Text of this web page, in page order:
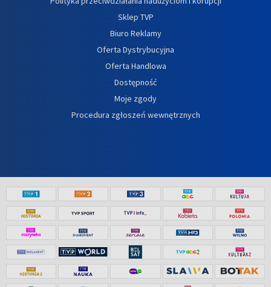
Sklep TVP
Biuro Reklamy
Oferta Dystrybucyjna
Oferta Handlowa
Dostępność
Moje zgody
Procedura zgłoszeń wewnętrznych